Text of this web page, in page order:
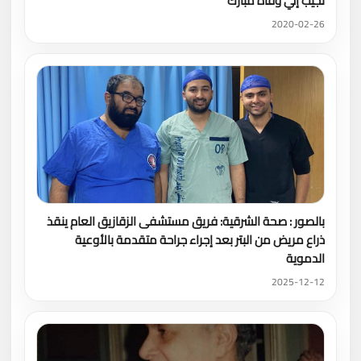
2020-02-26
بالصور : صحة الشرقية: فريق مستشفى الزقازيق العام ينقذ
ذراع مريض من البتر بعد إجراء جراحة متقدمة بالأوعية
الدموية
2025-12-12